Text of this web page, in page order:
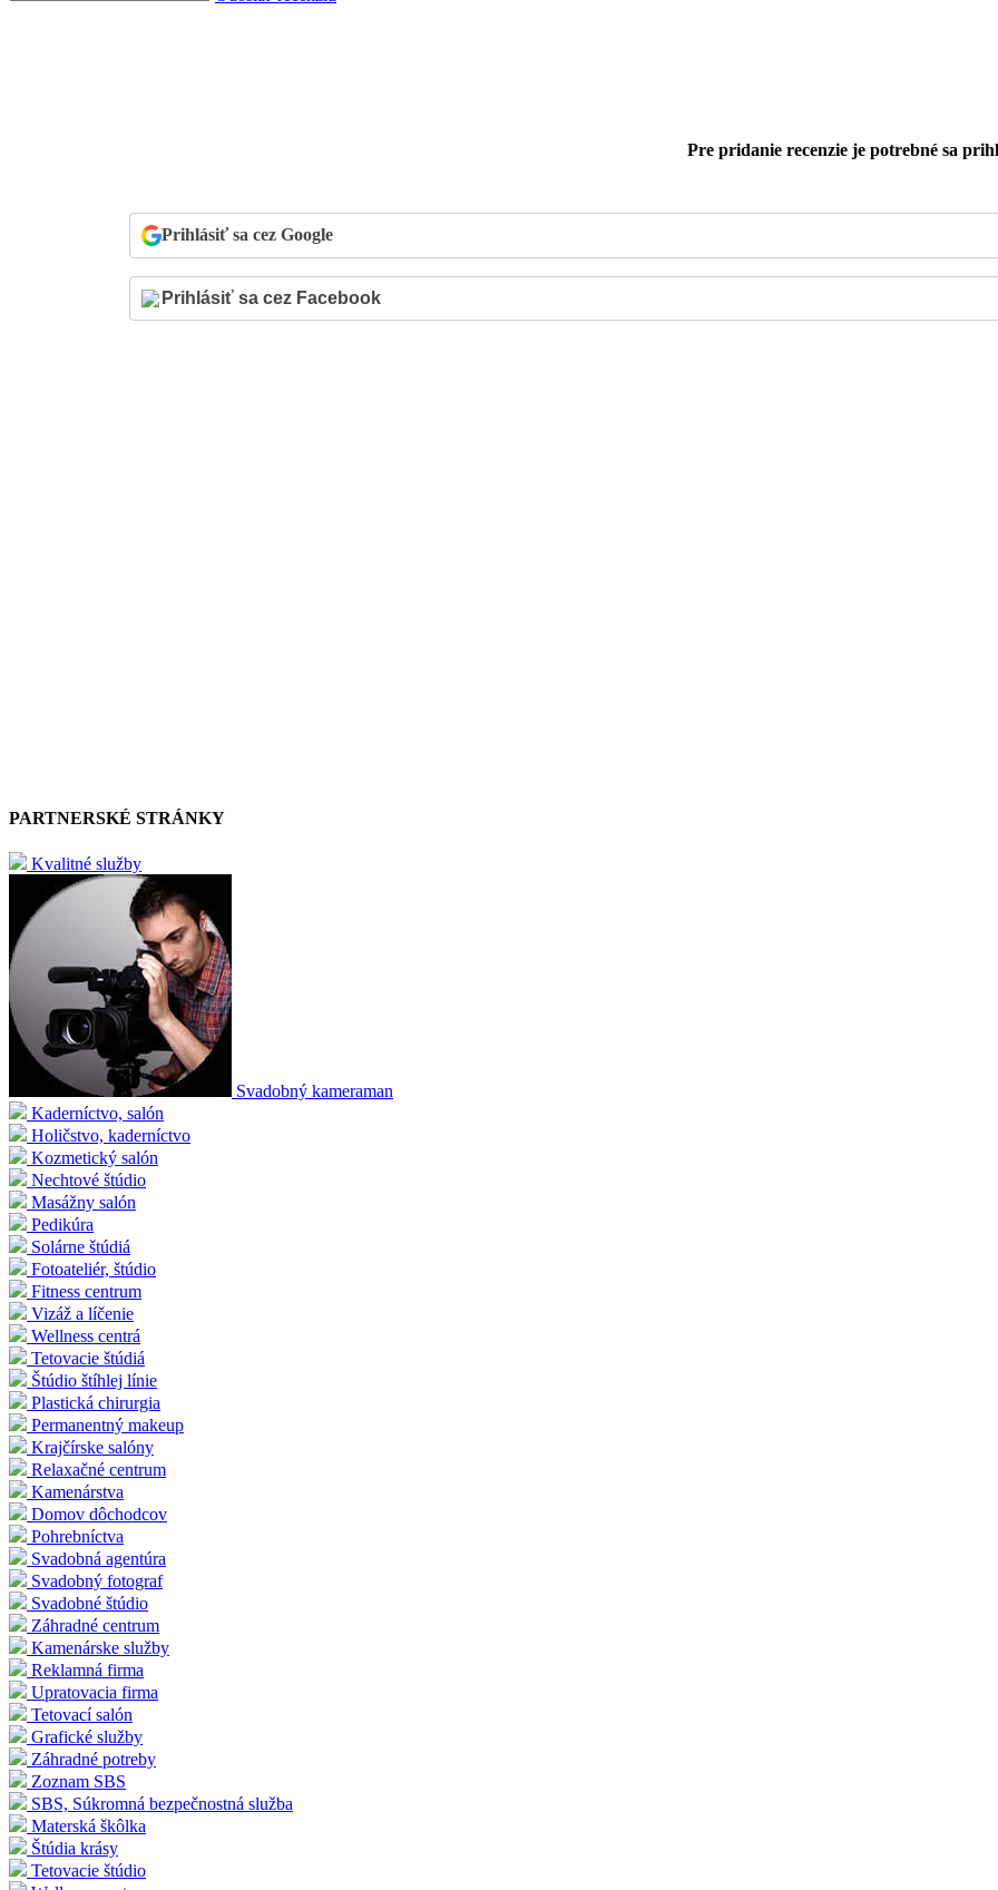
Pre pridanie recenzie je potrebné sa
Prihlásiť sa cez Google
PARTNERSKÉ STRÁNKY
Kvalitné služby
Svadobný kameraman
Kaderníctvo, salón
Holičstvo, kaderníctvo
Kozmetický salón
Nechtové štúdio
Masážny salón
Pedikúra
Solárne štúdiá
Fotoateliér, štúdio
Fitness centrum
Vizáž a líčenie
Wellness centrá
Tetovacie štúdiá
Štúdio štíhlej línie
Plastická chirurgia
Permanentný makeup
Krajčírske salóny
Relaxačné centrum
Kamenárstva
Domov dôchodcov
Pohrebníctva
Svadobná agentúra
Svadobný fotograf
Svadobné štúdio
Záhradné centrum
Kamenárske služby
Reklamná firma
Upratovacia firma
Tetovací salón
Grafické služby
Záhradné potreby
Zoznam SBS
SBS, Súkromná bezpečnostná služba
Materská škôlka
Štúdia krásy
Tetovacie štúdio